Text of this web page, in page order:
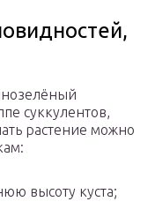
суккулентов,
растение можно
высоту куста;